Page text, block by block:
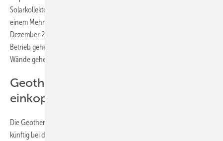
Solarkollektoren. Erstmals angewendet wurde dieses Verfahren bei
einem Mehrfamilienhaus mit 14 Wohneinheiten in Füssen. Im
Dezember 2023 soll das 23 m hohe Einkaufszentrum Myos in Lindau in
Betrieb gehen, das ebenfalls über thermoaktivierte Mixed-in-Place-
Wände geheizt und gekühlt wird.
Geothermie in Fernwärme
einkoppeln
Die Geothermie in Verbindung mit Wärmepumpen hat gute Chancen,
künftig bei der Dekarbonisierung von Fernwärmesystemen eine